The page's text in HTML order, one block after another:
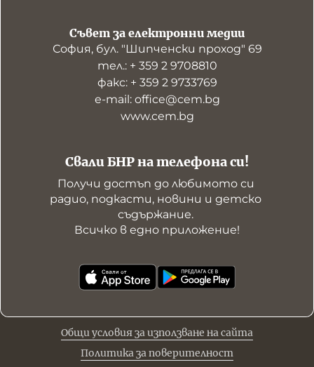
Свали БНР на телефона си!
Получи достъп до любимото си
радио, подкасти, новини и детско
съдържание.
Всичко в едно приложение!
Съвет за електронни медии
София, бул. "Шипченски проход" 69
тел.: + 359 2 9708810
факс: + 359 2 9733769
е-mail: office@cem.bg
www.cem.bg
Общи условия за използване на сайта
Политика за поверителност